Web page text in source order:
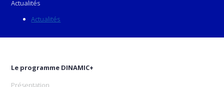
Actualités
Actualités
Le programme DINAMIC+
Présentation